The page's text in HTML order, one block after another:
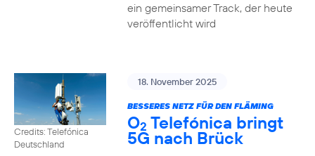
ein gemeinsamer Track, der heute
veröffentlicht wird
Credits: Telefónica
Deutschland
18. November 2025
BESSERES NETZ FÜR DEN FLÄMING
O2 Telefónica bringt
5G nach Brück